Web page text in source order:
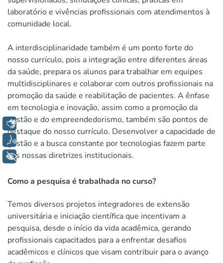
laboratório e vivências profissionais com atendimentos à
comunidade local.
A interdisciplinaridade também é um ponto forte do
nosso currículo, pois a integração entre diferentes áreas
da saúde, prepara os alunos para trabalhar em equipes
multidisciplinares e colaborar com outros profissionais na
promoção da saúde e reabilitação de pacientes. A ênfase
em tecnologia e inovação, assim como a promoção da
gestão e do empreendedorismo, também são pontos de
destaque do nosso currículo. Desenvolver a capacidade de
gestão e a busca constante por tecnologias fazem parte
das nossas diretrizes institucionais.
Como a pesquisa é trabalhada no curso?
Temos diversos projetos integradores de extensão
universitária e iniciação científica que incentivam a
pesquisa, desde o início da vida acadêmica, gerando
profissionais capacitados para a enfrentar desafios
acadêmicos e clínicos que visam contribuir para o avanço
Libras
Voz
+ Acessibilidade